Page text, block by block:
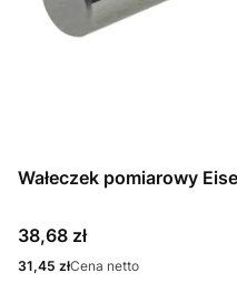
Wałeczek pomiarowy
Cena
38,68 zł
Cena
31,45 złCena netto